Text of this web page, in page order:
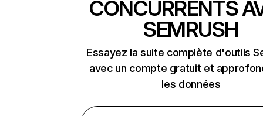
CONCURRENTS
SEMRUSH
Essayez la suite complète d'outils
avec un compte gratuit et
les données